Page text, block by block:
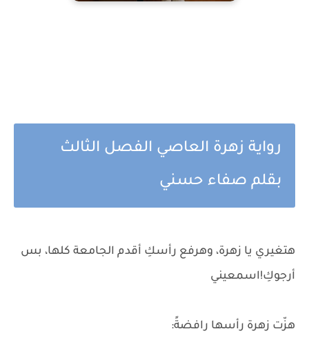
رواية زهرة العاصي الفصل الثالث
بقلم صفاء حسني
هتغيري يا زهرة، وهرفع رأسكِ أقدم الجامعة كلها، بس
أرجوكِ!اسمعيني
هزّت زهرة رأسها رافضةً: